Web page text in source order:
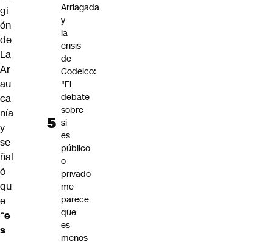
gi
ón
de
La
Ar
au
ca
nía
y
se
ñal
ó
qu
e
“e
s
Arriagada
y
la
crisis
de
Codelco:
"El
debate
sobre
si
es
público
o
privado
me
parece
que
es
menos